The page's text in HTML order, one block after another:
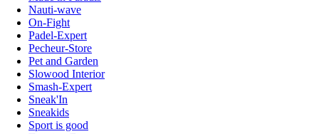
Nauti-wave
On-Fight
Padel-Expert
Pecheur-Store
Pet and Garden
Slowood Interior
Smash-Expert
Sneak'In
Sneakids
Sport is good